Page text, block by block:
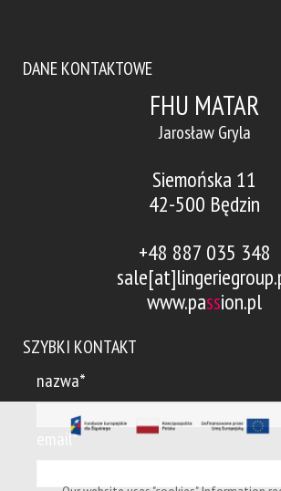
DANE KONTAKTOWE
FHU MATAR
Jarosław Gryla
Siemońska 11
42-500 Będzin
+48 887 035 348
www.passion.pl
SZYBKI KONTAKT
nazwa*
email*